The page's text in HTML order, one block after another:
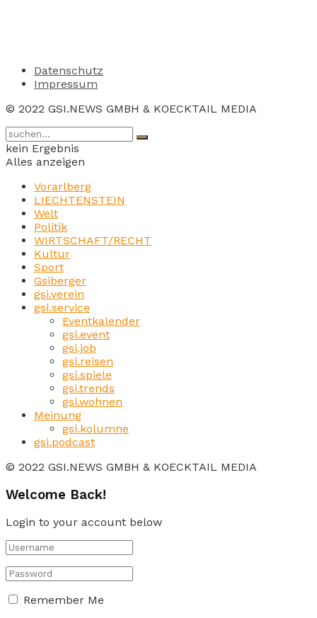
Datenschutz
Impressum
© 2022 GSI.NEWS GMBH & KOECKTAIL MEDIA
kein Ergebnis
Alles anzeigen
Vorarlberg
LIECHTENSTEIN
Welt
Politik
WIRTSCHAFT/RECHT
Kultur
Sport
Gsiberger
gsi.verein
gsi.service
Eventkalender
gsi.event
gsi.job
gsi.reisen
gsi.spiele
gsi.trends
gsi.wohnen
Meinung
gsi.kolumne
gsi.podcast
© 2022 GSI.NEWS GMBH & KOECKTAIL MEDIA
Welcome Back!
Login to your account below
Remember Me